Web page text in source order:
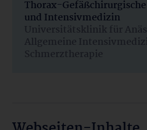
Thorax-
und Intensivmedizin
Universitätsklinik für
Allgemeine
Schmerztherapie